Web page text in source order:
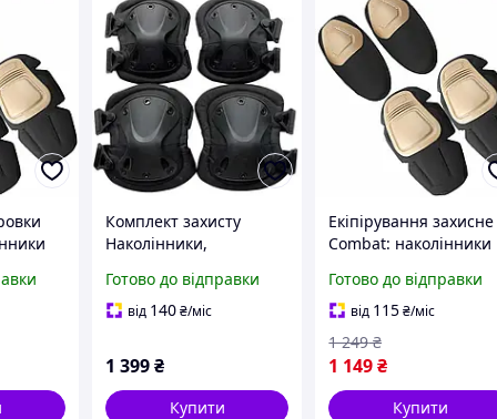
Комплект захисту
Наколінники,
чорного кольору
GoodPlace -worry-free-
Готово до відправки
від 140₴/міс
1 399₴
Купити
Екіпірування захисне
Combat: наколінники
удароміцного
коричнева
Готово до відправки
від 115₴/міс
1 149₴
1 249 ₴
Купити